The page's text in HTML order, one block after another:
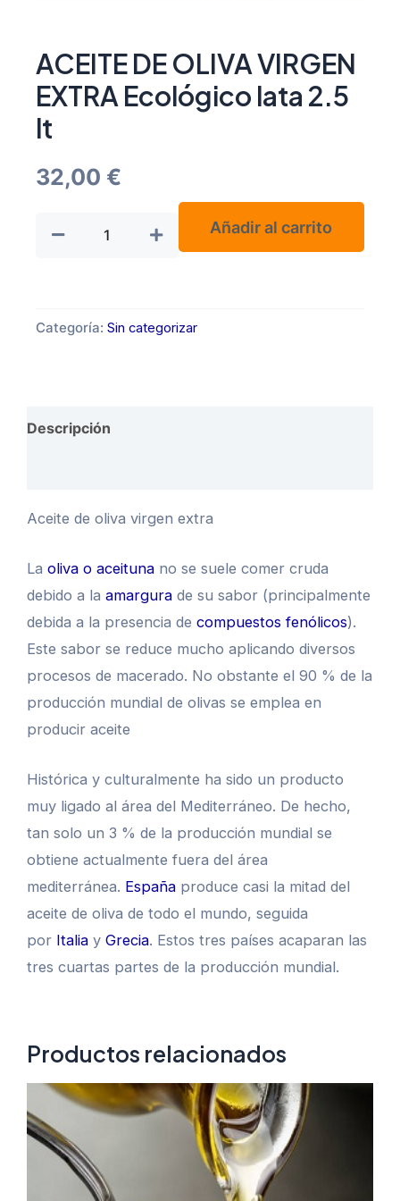
ACEITE DE OLIVA VIRGEN
EXTRA Ecológico lata 2.5
lt
32,00 €
EXTRA
lt
Añadir al carrito
Categoría: Sin categorizar
Descripción
Aceite de oliva virgen extra
La oliva o aceituna no se suele comer cruda
debido a la amargura de su sabor (principalmente
debida a la presencia de compuestos fenólicos).
Este sabor se reduce mucho aplicando diversos
procesos de macerado. No obstante el 90 % de la
producción mundial de olivas se emplea en
producir aceite​
Histórica y culturalmente ha sido un producto
muy ligado al área del Mediterráneo. De hecho,
tan solo un 3 %​ de la producción mundial se
obtiene actualmente fuera del área
mediterránea. España produce casi la mitad del
aceite de oliva de todo el mundo, seguida
por Italia y Grecia. Estos tres países acaparan las
tres cuartas partes de la producción mundial.​
Productos relacionados